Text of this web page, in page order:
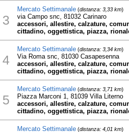
3
Mercato Settimanale(distanza: 3,33 km)
via Campo snc, 81032 Carinaro
accessori, allestire, calzature,
cittadino, oggettistica, piazza,
4
Mercato Settimanale(distanza: 3,34 km)
Via Roma snc, 81030 Casapesenna
accessori, allestire, calzature,
cittadino, oggettistica, piazza,
5
Mercato Settimanale(distanza: 3,71 km)
Piazza Marconi 1, 81039 Villa Literno
accessori, allestire, calzature,
cittadino, oggettistica, piazza,
Mercato Settimanale(distanza: 4,01 km)